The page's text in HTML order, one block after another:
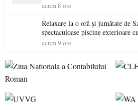
acum 8 ore
Relaxare la o oră și jumătate de
spectaculoase piscine exterioare
ideale pentru o escapadă de vară
acum 9 ore